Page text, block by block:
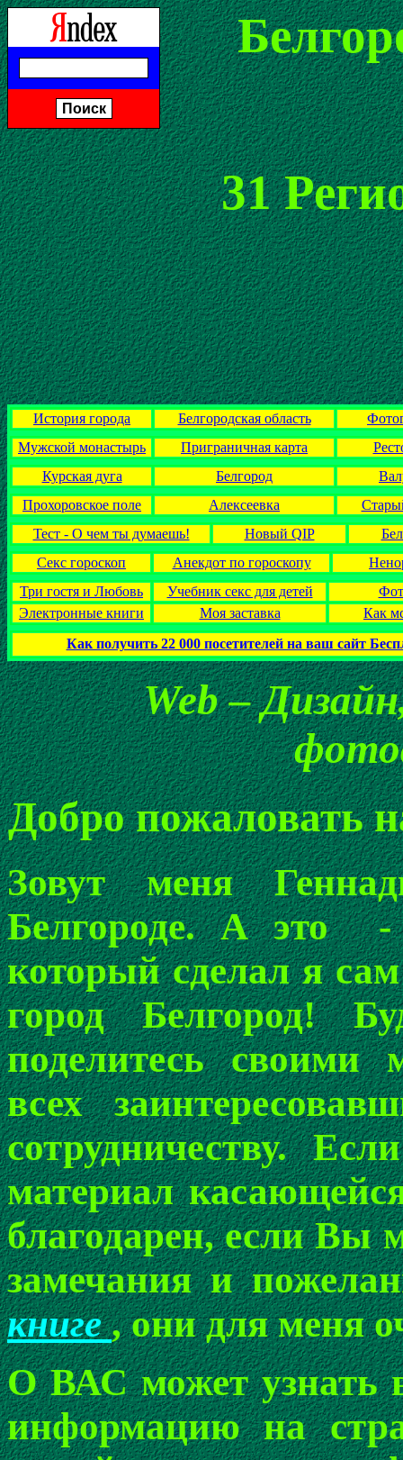
31
История города Белгородская область
Мужской монастырь
Приграничная карта
Курская дуга
Белгород
Прохоровское поле
Алексеевка
Тест - О чем ты думаешь!
Новый QIP
Секс гороскоп
Анекдот по гороскопу
Три гостя и Любовь
Учебник секс для детей
Электронные книги
Моя заставка
Как
Как получить 22 000 посетителей на ваш сайт
Web –
Добро пожаловать
Зовут меня
Белгороде. А это
который сделал я
город Белгород!
поделитесь своими
всех
сотрудничеству.
материал
благодарен, если Вы
замечания и
книге, они для меня
О ВАС может узнать
информацию на